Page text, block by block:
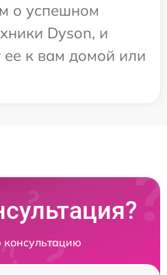
о успешном
Dyson, и
ее к вам домой или